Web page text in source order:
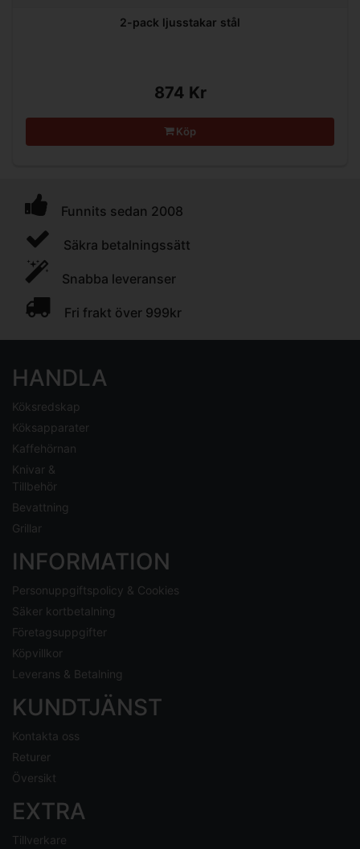
2-pack ljusstakar stål
874 Kr
Köp
Funnits sedan 2008
Säkra betalningssätt
Snabba leveranser
Fri frakt över 999kr
HANDLA
Köksredskap
Köksapparater
Kaffehörnan
Knivar &
Tillbehör
Bevattning
Grillar
INFORMATION
Personuppgiftspolicy & Cookies
Säker kortbetalning
Företagsuppgifter
Köpvillkor
Leverans & Betalning
KUNDTJÄNST
Kontakta oss
Returer
Översikt
EXTRA
Tillverkare